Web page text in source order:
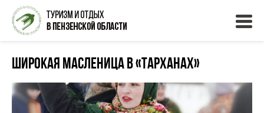
Широкая Масленица в «Тарханах»